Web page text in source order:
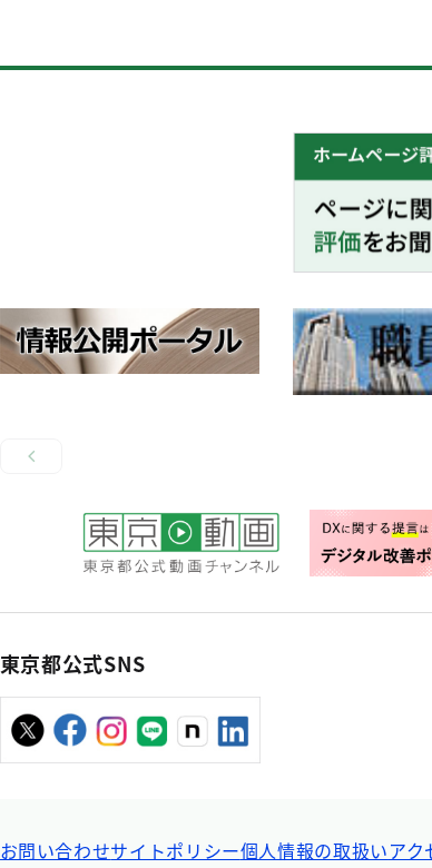
東京都公式SNS
お問い合わせサイトポリシー個人情報の取扱いア